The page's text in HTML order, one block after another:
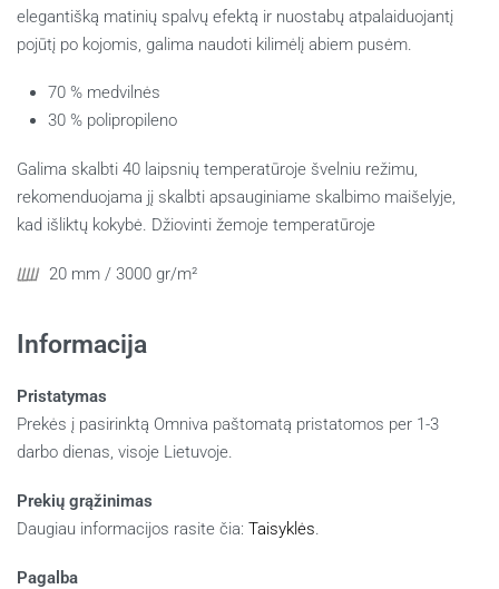
elegantišką matinių spalvų efektą ir nuostabų atpalaiduojantį
pojūtį po kojomis, galima naudoti kilimėlį abiem pusėm.
70 % medvilnės
30 % polipropileno
Galima skalbti 40 laipsnių temperatūroje švelniu režimu,
rekomenduojama jį skalbti apsauginiame skalbimo maišelyje,
kad išliktų kokybė. Džiovinti žemoje temperatūroje
20 mm / 3000 gr/m²
Informacija
Pristatymas
Prekės į pasirinktą Omniva paštomatą pristatomos per 1-3
darbo dienas, visoje Lietuvoje.
Prekių grąžinimas
Daugiau informacijos rasite čia: Taisyklės.
Pagalba